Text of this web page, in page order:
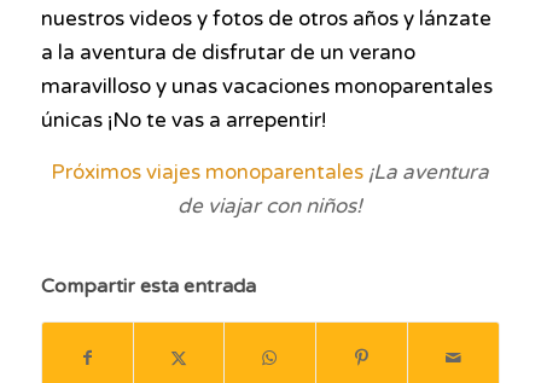
nuestros videos y fotos de otros años y lánzate
a la aventura de disfrutar de un verano
maravilloso y unas vacaciones monoparentales
únicas ¡No te vas a arrepentir!
Próximos viajes monoparentales ¡La aventura
de viajar con niños!
Compartir esta entrada